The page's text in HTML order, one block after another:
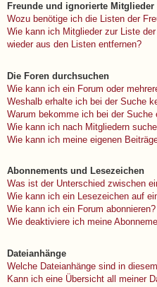
Freunde und ignorierte Mitglieder
Wozu benötige ich die Listen der
Wie kann ich Mitglieder zur Liste
wieder aus den Listen entfernen?
Die Foren durchsuchen
Wie kann ich ein Forum oder
Weshalb erhalte ich bei der Suche
Warum bekomme ich bei der Suche
Wie kann ich nach Mitgliedern
Wie kann ich meine eigenen
Abonnements und Lesezeichen
Was ist der Unterschied zwischen
Wie kann ich ein Lesezeichen auf
Wie kann ich ein Forum abonnieren?
Wie deaktiviere ich meine
Dateianhänge
Welche Dateianhänge sind in
Kann ich eine Übersicht all meiner